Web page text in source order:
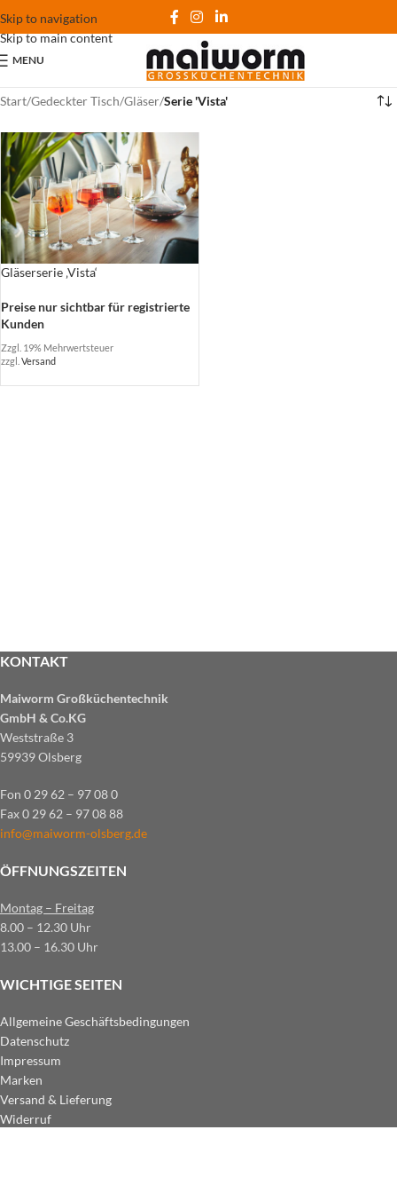
Skip to navigation
Skip to main content
MENU
Start/Gedeckter Tisch/Gläser/Serie 'Vista'
Gläserserie ‚Vista‘
Preise nur sichtbar für registrierte
Kunden
Zzgl. 19% Mehrwertsteuer
zzgl. Versand
KONTAKT
Maiworm Großküchentechnik
GmbH & Co.KG
Weststraße 3
59939 Olsberg
Fon 0 29 62 – 97 08 0
Fax 0 29 62 – 97 08 88
info@maiworm-olsberg.de
ÖFFNUNGSZEITEN
Montag – Freitag
8.00 – 12.30 Uhr
13.00 – 16.30 Uhr
WICHTIGE SEITEN
Allgemeine Geschäftsbedingungen
Datenschutz
Impressum
Marken
Versand & Lieferung
Widerruf